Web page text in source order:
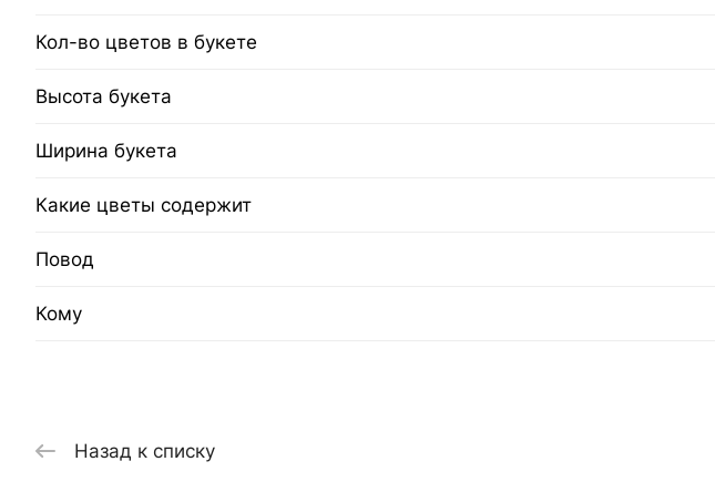
Кол-во цветов в букете
Высота букета
Ширина букета
Какие цветы содержит
Повод
Кому
Назад к списку